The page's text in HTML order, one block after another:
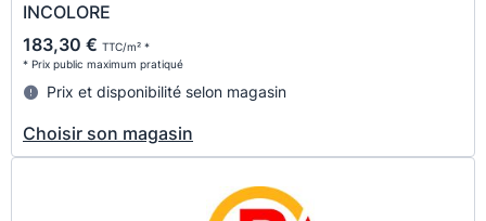
INCOLORE
183,30 € TTC/m² *
* Prix public maximum pratiqué
Prix et disponibilité selon magasin
Choisir son magasin